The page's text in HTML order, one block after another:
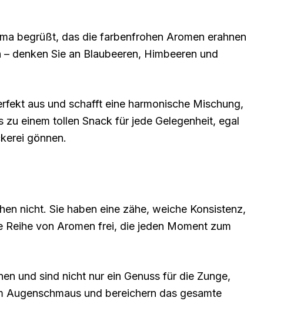
begrüßt, das die farbenfrohen Aromen erahnen
denken Sie an Blaubeeren, Himbeeren und
aus und schafft eine harmonische Mischung,
einem tollen Snack für jede Gelegenheit, egal
gönnen.
nicht. Sie haben eine zähe, weiche Konsistenz,
von Aromen frei, die jeden Moment zum
und sind nicht nur ein Genuss für die Zunge,
und bereichern das gesamte